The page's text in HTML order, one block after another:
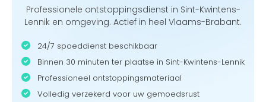
Professionele ontstoppingsdienst in Sint-Kwintens-
Lennik en omgeving. Actief in heel Vlaams-Brabant.
24/7 spoeddienst beschikbaar
Binnen 30 minuten ter plaatse in Sint-Kwintens-Lennik
Professioneel ontstoppingsmateriaal
Volledig verzekerd voor uw gemoedsrust